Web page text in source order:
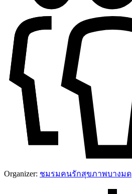
Organizer: ชมรมคนรักสุขภาพบางมด